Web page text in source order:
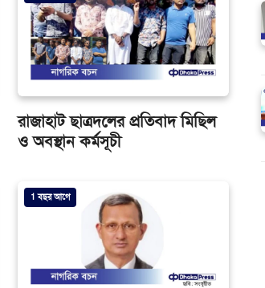
রাজাহাট ছাত্রদলের প্রতিবাদ মিছিল
ও অবস্থান কর্মসূচী
1 বছর আগে